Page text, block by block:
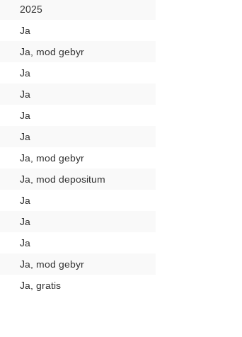
2025
Ja
Ja, mod gebyr
Ja
Ja
Ja
Ja
Ja, mod gebyr
Ja, mod depositum
Ja
Ja
Ja
Ja, mod gebyr
Ja, gratis